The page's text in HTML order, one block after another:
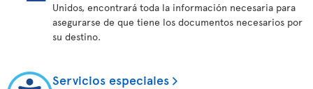
Unidos, encontrará toda la información necesaria para
asegurarse de que tiene los documentos necesarios por
su destino.
Servicios especiales